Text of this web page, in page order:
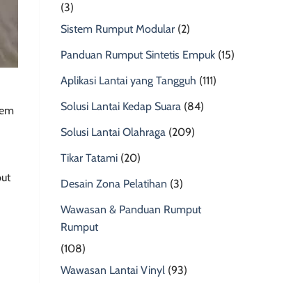
(3)
Sistem Rumput Modular (2)
Panduan Rumput Sintetis Empuk (15)
Aplikasi Lantai yang Tangguh (111)
Solusi Lantai Kedap Suara (84)
Solusi Lantai Olahraga (209)
Tikar Tatami (20)
Desain Zona Pelatihan (3)
Wawasan & Panduan Rumput
Rumput
(108)
Wawasan Lantai Vinyl (93)